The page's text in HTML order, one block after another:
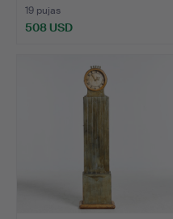
19 pujas
508 USD